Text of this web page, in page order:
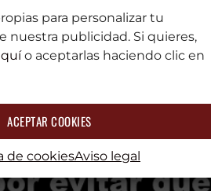
para personalizar tu
nuestra publicidad. Si quieres,
o aceptarlas haciendo clic en
ACEPTAR COOKIES
de cookiesAviso legal